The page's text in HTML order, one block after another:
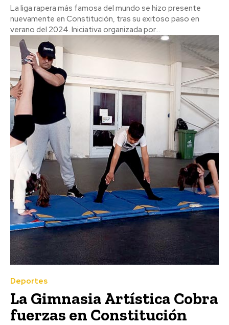
La liga rapera más famosa del mundo se hizo presente
nuevamente en Constitución, tras su exitoso paso en
verano del 2024. Iniciativa organizada por...
Deportes
La Gimnasia Artística Cobra
fuerzas en Constitución